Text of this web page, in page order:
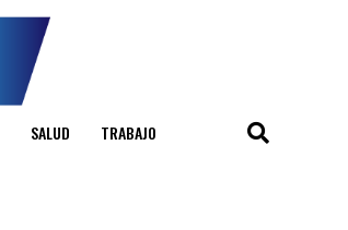
SALUD TRABAJO